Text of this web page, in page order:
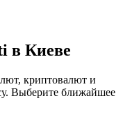
в Киеве
криптовалют и
Выберите ближайшее